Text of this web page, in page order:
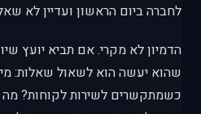
לחברה ביום הראשון ועדיין לא
הדמיון לא מקרי. אם תביא יועץ
שהוא יעשה הוא לשאול שאלות: